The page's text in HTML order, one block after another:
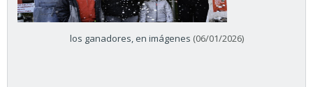
los ganadores, en imágenes (06/01/2026)